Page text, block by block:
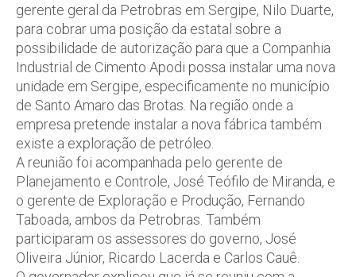
gerente geral da Petrobras em Sergipe, Nilo Duarte,
para cobrar uma posição da estatal sobre a
possibilidade de autorização para que a Companhia
Industrial de Cimento Apodi possa instalar uma nova
unidade em Sergipe, especificamente no município
de Santo Amaro das Brotas. Na região onde a
empresa pretende instalar a nova fábrica também
existe a exploração de petróleo.
A reunião foi acompanhada pelo gerente de
Planejamento e Controle, José Teófilo de Miranda, e
o gerente de Exploração e Produção, Fernando
Taboada, ambos da Petrobras. Também
participaram os assessores do governo, José
Oliveira Júnior, Ricardo Lacerda e Carlos Cauê.